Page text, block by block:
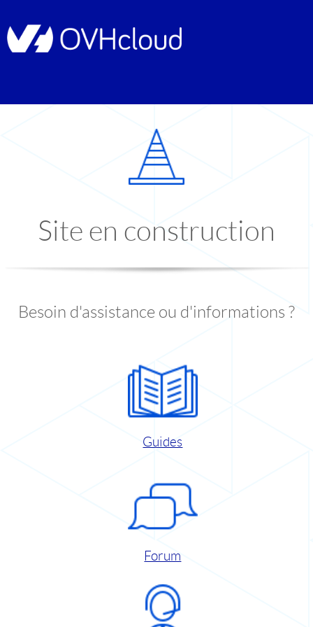
Site en construction
Besoin d'assistance ou d'informations ?
Guides
Forum